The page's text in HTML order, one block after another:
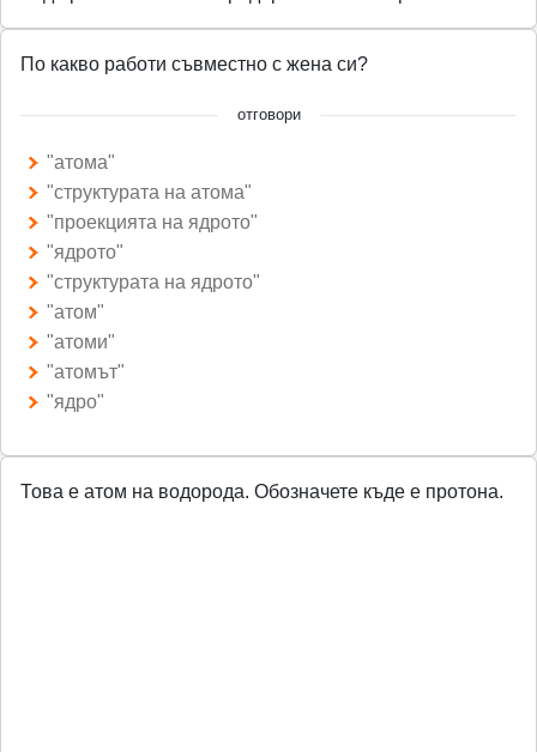
По какво работи съвместно с жена си?
отговори
"атома"
"структурата на атома"
"проекцията на ядрото"
"ядрото"
"структурата на ядрото"
"атом"
"атоми"
"атомът"
"ядро"
Това е атом на водорода. Обозначете къде е протона.